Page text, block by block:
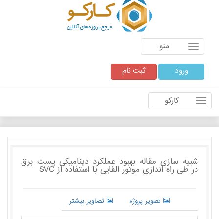
منو
ورود ثبت نام
کارکو
شبیه سازی مقاله بهبود عملکرد دینامیکی پست برق
در طی راه اندازی موتور القایی با استفاده از SVC
تصاویر بیشتر تصویر پروژه